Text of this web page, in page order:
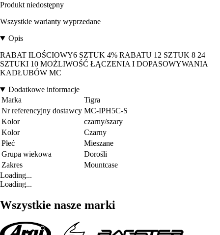
Produkt niedostępny
Wszystkie warianty wyprzedane
Opis
RABAT ILOŚCIOWY6 SZTUK 4% RABATU 12 SZTUK 8 24
SZTUKI 10 MOŻLIWOŚĆ ŁĄCZENIA I DOPASOWYWANIA
KADŁUBÓW MC
Dodatkowe informacje
Marka
Tigra
Nr referencyjny dostawcy MC-IPH5C-S
Kolor
czarny/szary
Kolor
Czarny
Płeć
Mieszane
Grupa wiekowa
Dorośli
Zakres
Mountcase
Loading...
Loading...
Wszystkie nasze marki